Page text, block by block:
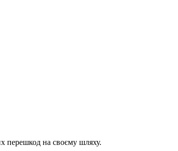
перешкод на своєму шляху.